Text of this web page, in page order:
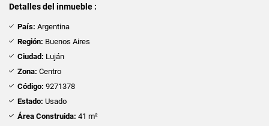
Detalles del inmueble :
País: Argentina
Región: Buenos Aires
Ciudad: Luján
Zona: Centro
Código: 9271378
Estado: Usado
Área Construida: 41 m²